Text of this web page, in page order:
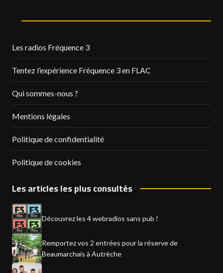
Les radios Fréquence 3
Tentez l’expérience Fréquence 3 en FLAC
Qui sommes-nous ?
Mentions légales
Politique de confidentialité
Politique de cookies
Les articles les plus consultés
Découvrez les 4 webradios sans pub !
Remportez vos 2 entrées pour la réserve de
Beaumarchais à Autrèche